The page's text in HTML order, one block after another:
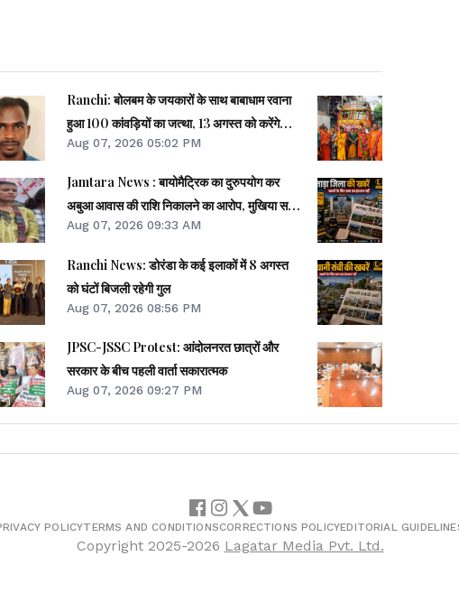
Ranchi: बोलबम के जयकारों के साथ बाबाधाम रवाना
हुआ 100 कांवड़ियों का जत्था, 13 अगस्त को करेंगे
जलाभिषेक
Aug 07, 2026 05:02 PM
Jamtara News : बायोमैट्रिक का दुरुपयोग कर
अबुआ आवास की राशि निकालने का आरोप, मुखिया समेत
पांच पर FIR
Aug 07, 2026 09:33 AM
Ranchi News: डोरंडा के कई इलाकों में 8 अगस्त
को घंटों बिजली रहेगी गुल
Aug 07, 2026 08:56 PM
JPSC-JSSC Protest: आंदोलनरत छात्रों और
सरकार के बीच पहली वार्ता सकारात्मक
Aug 07, 2026 09:27 PM
POLICYTERMS AND CONDITIONSCORRECTIONS POLICYEDITORIAL
Copyright 2025-2026 Lagatar Media Pvt. Ltd.